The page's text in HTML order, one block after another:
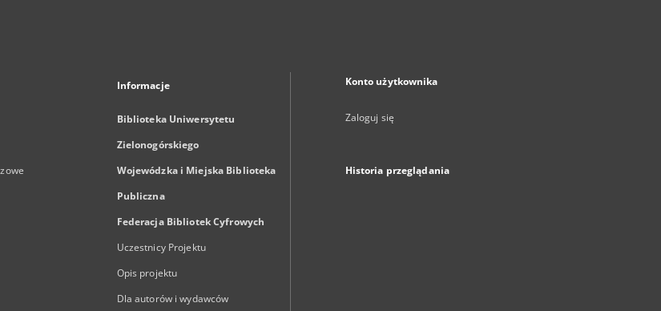
Informacje
Biblioteka Uniwersytetu
Zielonogórskiego
Wojewódzka i Miejska Biblioteka
Publiczna
Federacja Bibliotek Cyfrowych
Uczestnicy Projektu
Opis projektu
Dla autorów i wydawców
Konto użytkownika
Zaloguj się
Historia przeglądania